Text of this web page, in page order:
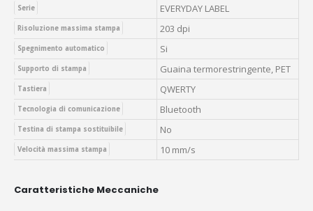
Serie EVERYDAY LABEL
Risoluzione massima stampa 203 dpi
Spegnimento automatico Si
Supporto di stampa Guaina termorestringente, PET
Tastiera QWERTY
Tecnologia di comunicazione Bluetooth
Testina di stampa sostituibile No
Velocità massima stampa 10 mm/s
Caratteristiche Meccaniche